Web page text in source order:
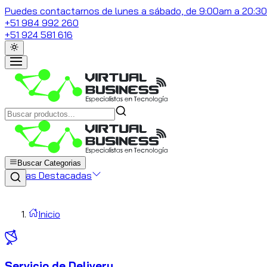
Puedes contactarnos de lunes a sábado, de 9:00am a
+51 984 992 260
+51 924 581 616
Buscar Categorias
Marcas Destacadas
Inicio